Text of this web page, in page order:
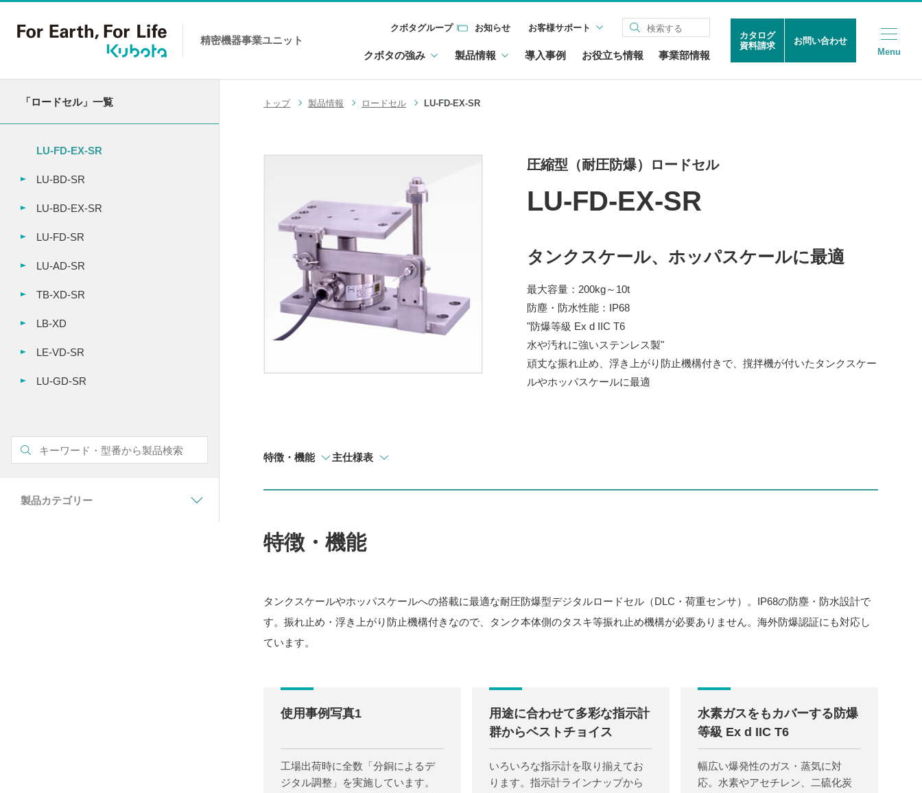
精密機器事業ユニット
クボタグループ お知らせ お客様サポート
クボタの強み 製品情報 導入事例 お役立ち情報 事業部情報
カタログ
資料請求
お問い合わせ
Menu
「ロードセル」一覧
LU-FD-EX-SR
LU-BD-SR
LU-BD-EX-SR
LU-FD-SR
LU-AD-SR
TB-XD-SR
LB-XD
LE-VD-SR
LU-GD-SR
製品カテゴリー
トップ 製品情報 ロードセル LU-FD-EX-SR
圧縮型（耐圧防爆）ロードセル
LU-FD-EX-SR
タンクスケール、ホッパスケールに最適
最大容量：200kg～10t
防塵・防水性能：IP68
"防爆等級 Ex d IIC T6
水や汚れに強いステンレス製"
頑丈な振れ止め、浮き上がり防止機構付きで、撹拌機が付いたタンクスケー
ルやホッパスケールに最適
特徴・機能 主仕様表
特徴・機能
タンクスケールやホッパスケールへの搭載に最適な耐圧防爆型デジタルロードセル（DLC・荷重センサ）。IP68の防塵・防水設計で
す。振れ止め・浮き上がり防止機構付きなので、タンク本体側のタスキ等振れ止め機構が必要ありません。海外防爆認証にも対応し
ています。
使用事例写真1
工場出荷時に全数「分銅によるデ
ジタル調整」を実施しています。
用途に合わせて多彩な指示計
群からベストチョイス
いろいろな指示計を取り揃えてお
ります。指示計ラインナップから
水素ガスをもカバーする防爆
等級 Ex d IIC T6
幅広い爆発性のガス・蒸気に対
応。水素やアセチレン、二硫化炭